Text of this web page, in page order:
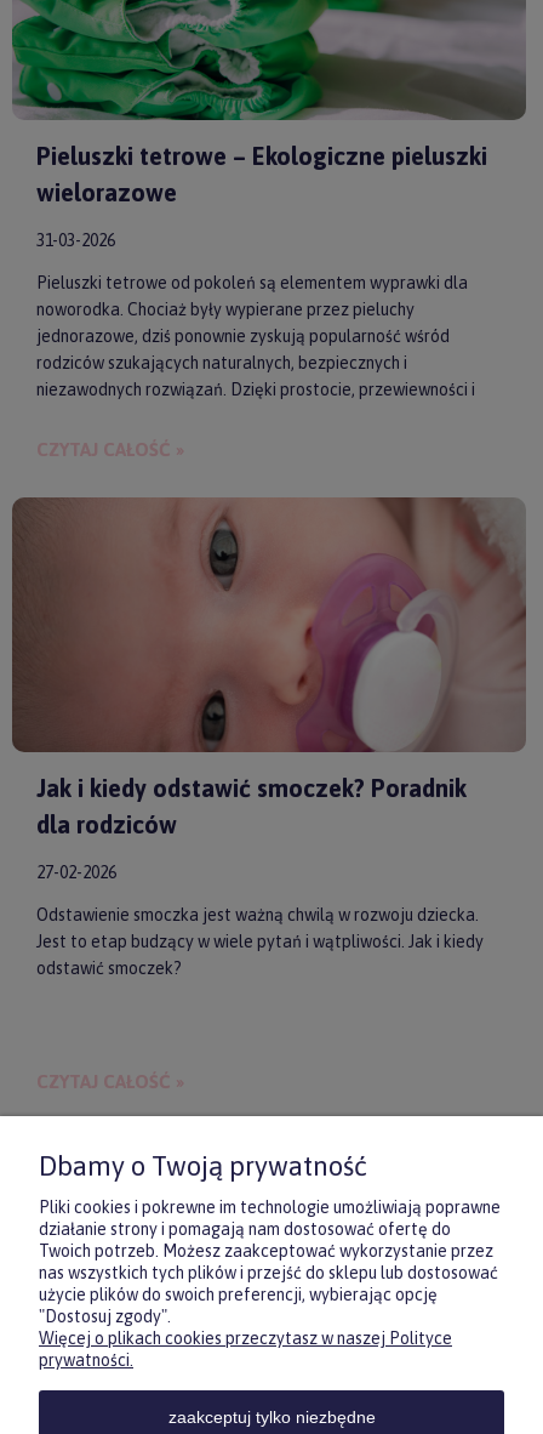
Pieluszki tetrowe – Ekologiczne pieluszki
wielorazowe
31-03-2026
Pieluszki tetrowe od pokoleń są elementem wyprawki dla
noworodka. Chociaż były wypierane przez pieluchy
jednorazowe, dziś ponownie zyskują popularność wśród
rodziców szukających naturalnych, bezpiecznych i
niezawodnych rozwiązań. Dzięki prostocie, przewiewności i
przyjazne dla skóry niemowlęcia. Gwarantują też ekologiczne
CZYTAJ CAŁOŚĆ »
Jak i kiedy odstawić smoczek? Poradnik
dla rodziców
27-02-2026
Odstawienie smoczka jest ważną chwilą w rozwoju dziecka.
Jest to etap budzący w wiele pytań i wątpliwości. Jak i kiedy
odstawić smoczek?
CZYTAJ CAŁOŚĆ »
Dbamy o Twoją prywatność
Pliki cookies i pokrewne im technologie umożliwiają poprawne
działanie strony i pomagają nam dostosować ofertę do
Twoich potrzeb. Możesz zaakceptować wykorzystanie przez
nas wszystkich tych plików i przejść do sklepu lub dostosować
użycie plików do swoich preferencji, wybierając opcję
"Dostosuj zgody".
Więcej o plikach cookies przeczytasz w naszej Polityce
prywatności.
zaakceptuj tylko niezbędne
Zasubskrybuj nasz newsletter
i otrzymaj5% rabatu na pierwszyzakup.